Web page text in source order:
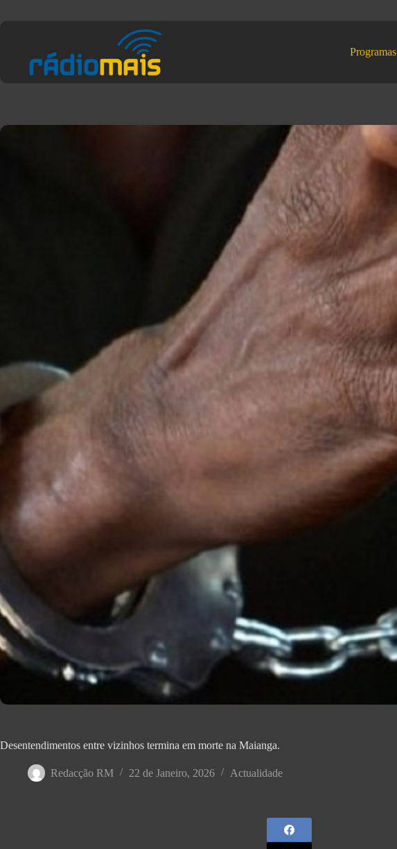
Programas
Desentendimentos entre vizinhos termina em morte na Maianga.
Redacção RM 22 de Janeiro, 2026 Actualidade